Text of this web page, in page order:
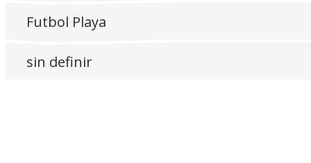
Futbol Playa
sin definir